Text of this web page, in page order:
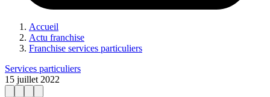
Accueil
Actu franchise
Franchise services particuliers
Services particuliers
15 juillet 2022